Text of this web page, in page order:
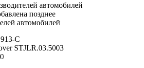
автомобилей
позднее
автомобилей
C
STJLR.03.5003